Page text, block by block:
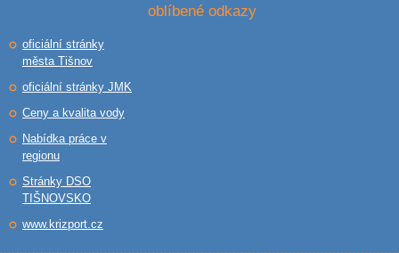
oblíbené odkazy
oficiální stránky
města Tišnov
oficiální stránky JMK
Ceny a kvalita vody
Nabídka práce v
regionu
Stránky DSO
TIŠNOVSKO
www.krizport.cz